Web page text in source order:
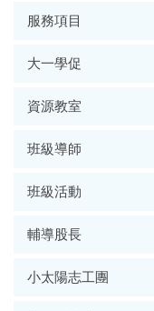
服務項目
大一學促
資源教室
班級導師
班級活動
輔導股長
小太陽志工團